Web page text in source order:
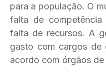
para a população. O
falta de
falta de recursos. A
gasto com cargos de
acordo com órgãos